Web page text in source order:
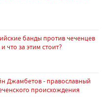
банды против чеченцев
что за этим стоит?
Джамбетов - православный
происхождения